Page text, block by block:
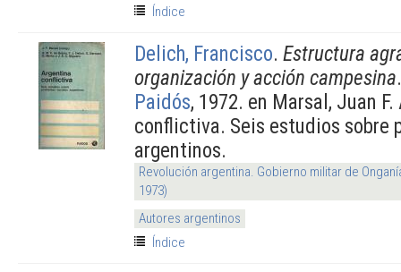
Índice
Delich, Francisco. Estructura
organización y acción campesina
Paidós, 1972. en Marsal, Juan
conflictiva. Seis estudios sobre
argentinos.
Revolución argentina. Gobierno militar de
1973)
Autores argentinos
Índice